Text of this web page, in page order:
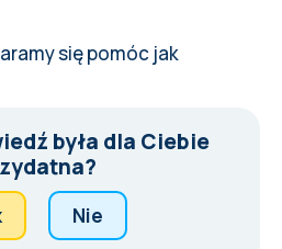
się pomóc jak
była dla Ciebie
Nie